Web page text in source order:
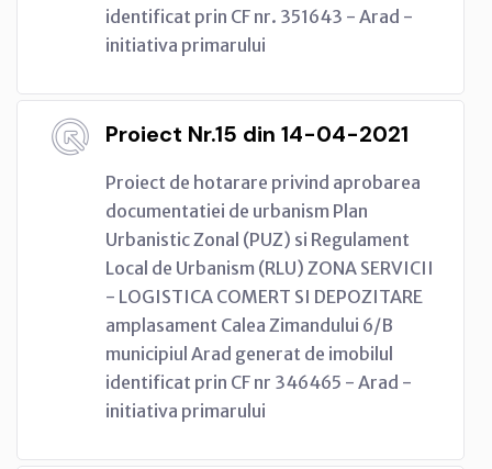
identificat prin CF nr. 351643 - Arad -
initiativa primarului
Proiect Nr.15 din 14-04-2021
Proiect de hotarare privind aprobarea
documentatiei de urbanism Plan
Urbanistic Zonal (PUZ) si Regulament
Local de Urbanism (RLU) ZONA SERVICII
- LOGISTICA COMERT SI DEPOZITARE
amplasament Calea Zimandului 6/B
municipiul Arad generat de imobilul
identificat prin CF nr 346465 - Arad -
initiativa primarului